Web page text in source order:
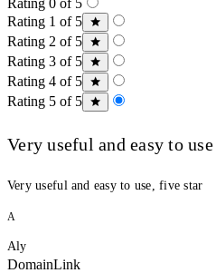
Rating 1 of 5
Rating 2 of 5
Rating 3 of 5
Rating 4 of 5
Rating 5 of 5
Very useful and easy to use
Very useful and easy to use, five star
A
Aly
DomainLink